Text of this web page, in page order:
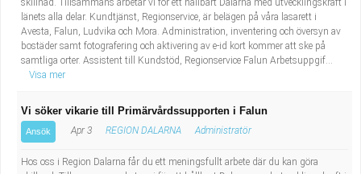
skillnad. Tillsammans arbetar vi för ett hållbart Dalarna med utvecklingskraft i
länets alla delar. Kundtjänst, Regionservice, är belägen på våra lasarett i
Avesta, Falun, Ludvika och Mora. Administration, inventering och översyn av
bostäder samt fotografering och aktivering av e-id kort kommer att ske på
samtliga orter. Assistent till Kundstöd, Regionservice Falun Arbetsuppgif...
Visa mer
Vi söker vikarie till Primärvårdssupporten i Falun
Ansök Apr 3 REGION DALARNA Administratör
Hos oss i Region Dalarna får du ett meningsfullt arbete där du kan göra